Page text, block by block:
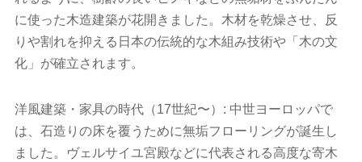
に使った木造建築が花開きました。木材を乾燥させ、反
りや割れを抑える日本の伝統的な木組み技術や「木の文
化」が確立されます。
洋風建築・家具の時代（17世紀〜）: 中世ヨーロッパで
は、石造りの床を覆うために無垢フローリングが誕生し
ました。ヴェルサイユ宮殿などに代表される高度な寄木